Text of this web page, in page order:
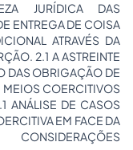
JURÍDICA DAS
ENTREGA DE COISA
ATRAVÉS DA
2.1 A ASTREINTE
DAS OBRIGAÇÃO DE
MEIOS COERCITIVOS
ANÁLISE DE CASOS
EM FACE DA